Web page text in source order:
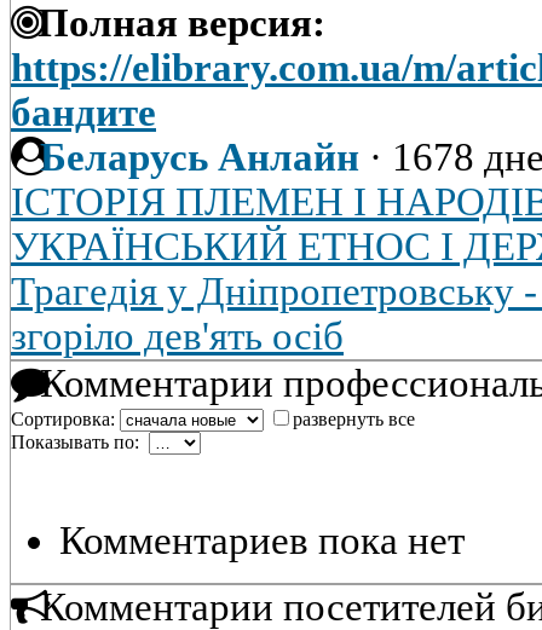
Полная версия:
https://elibrary.com.ua/m/
бандите
Беларусь Анлайн · 1678
ІСТОРІЯ ПЛЕМЕН І
УКРАЇНСЬКИЙ ЕТНОС І
Трагедія у Дніпропетровську
згоріло дев'ять осіб
Комментарии
Сортировка:
развернуть все
Показывать по:
Комментариев пока нет
Комментарии посетителей